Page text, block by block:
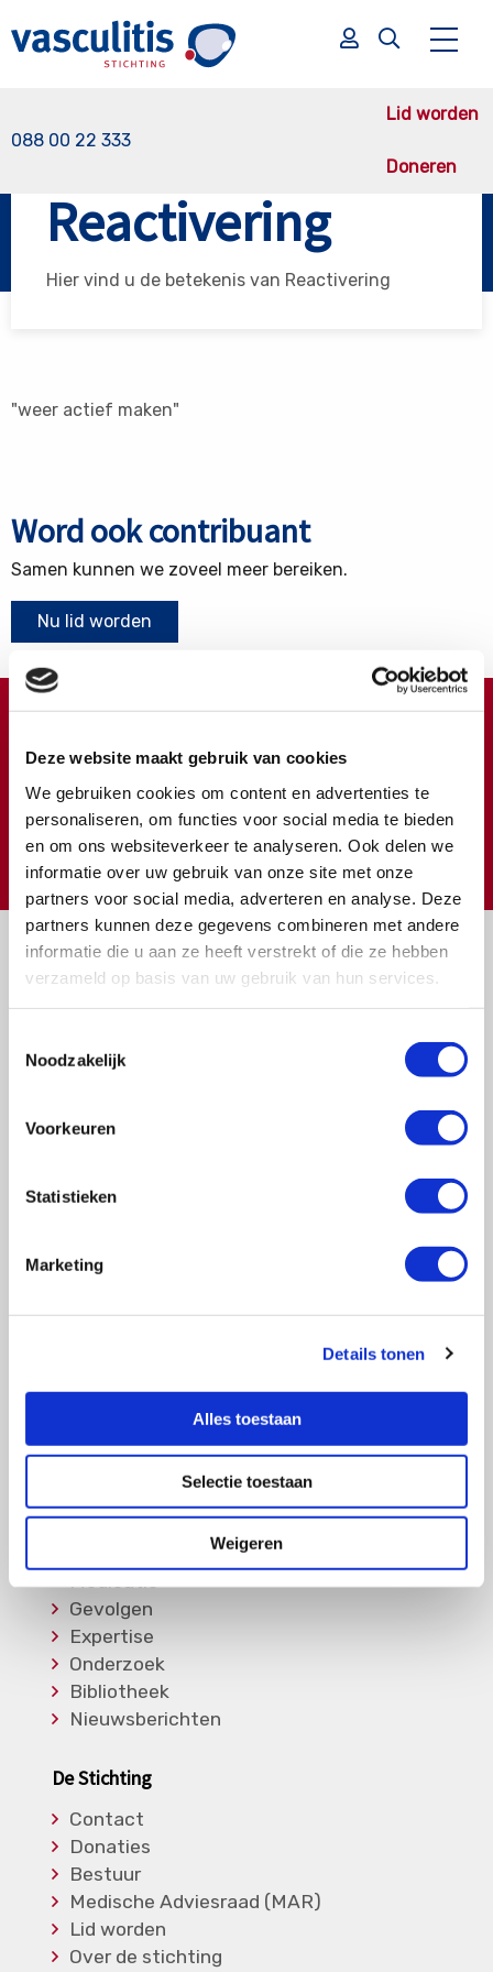
Deze website maakt gebruik van cookies
We gebruiken cookies om content en advertenties te
personaliseren, om functies voor social media te bieden
en om ons websiteverkeer te analyseren. Ook delen we
informatie over uw gebruik van onze site met onze
partners voor social media, adverteren en analyse. Deze
partners kunnen deze gegevens combineren met andere
informatie die u aan ze heeft verstrekt of die ze hebben
verzameld op basis van uw gebruik van hun services.
Noodzakelijk
Voorkeuren
Statistieken
Marketing
Details tonen
Alles toestaan
Selectie toestaan
Weigeren
088 00 22 333
Lid worden
Doneren
Zoek
Zoek
Reactivering
Hier vind u de betekenis van Reactivering
"weer actief maken"
Word ook contribuant
Samen kunnen we zoveel meer bereiken.
Nu lid worden
Meer weten over wat we met uw extra gift doen?
Klik hier
€ Doneer
Vragen?
of bel ons op:
Ziektebeelden
EGPA
RCA
Overige Vasculitiden
Informatie
Soorten Vasculitis
Medicatie
Gevolgen
Expertise
Onderzoek
Bibliotheek
Nieuwsberichten
De Stichting
Contact
Donaties
Bestuur
Medische Adviesraad (MAR)
Lid worden
Over de stichting